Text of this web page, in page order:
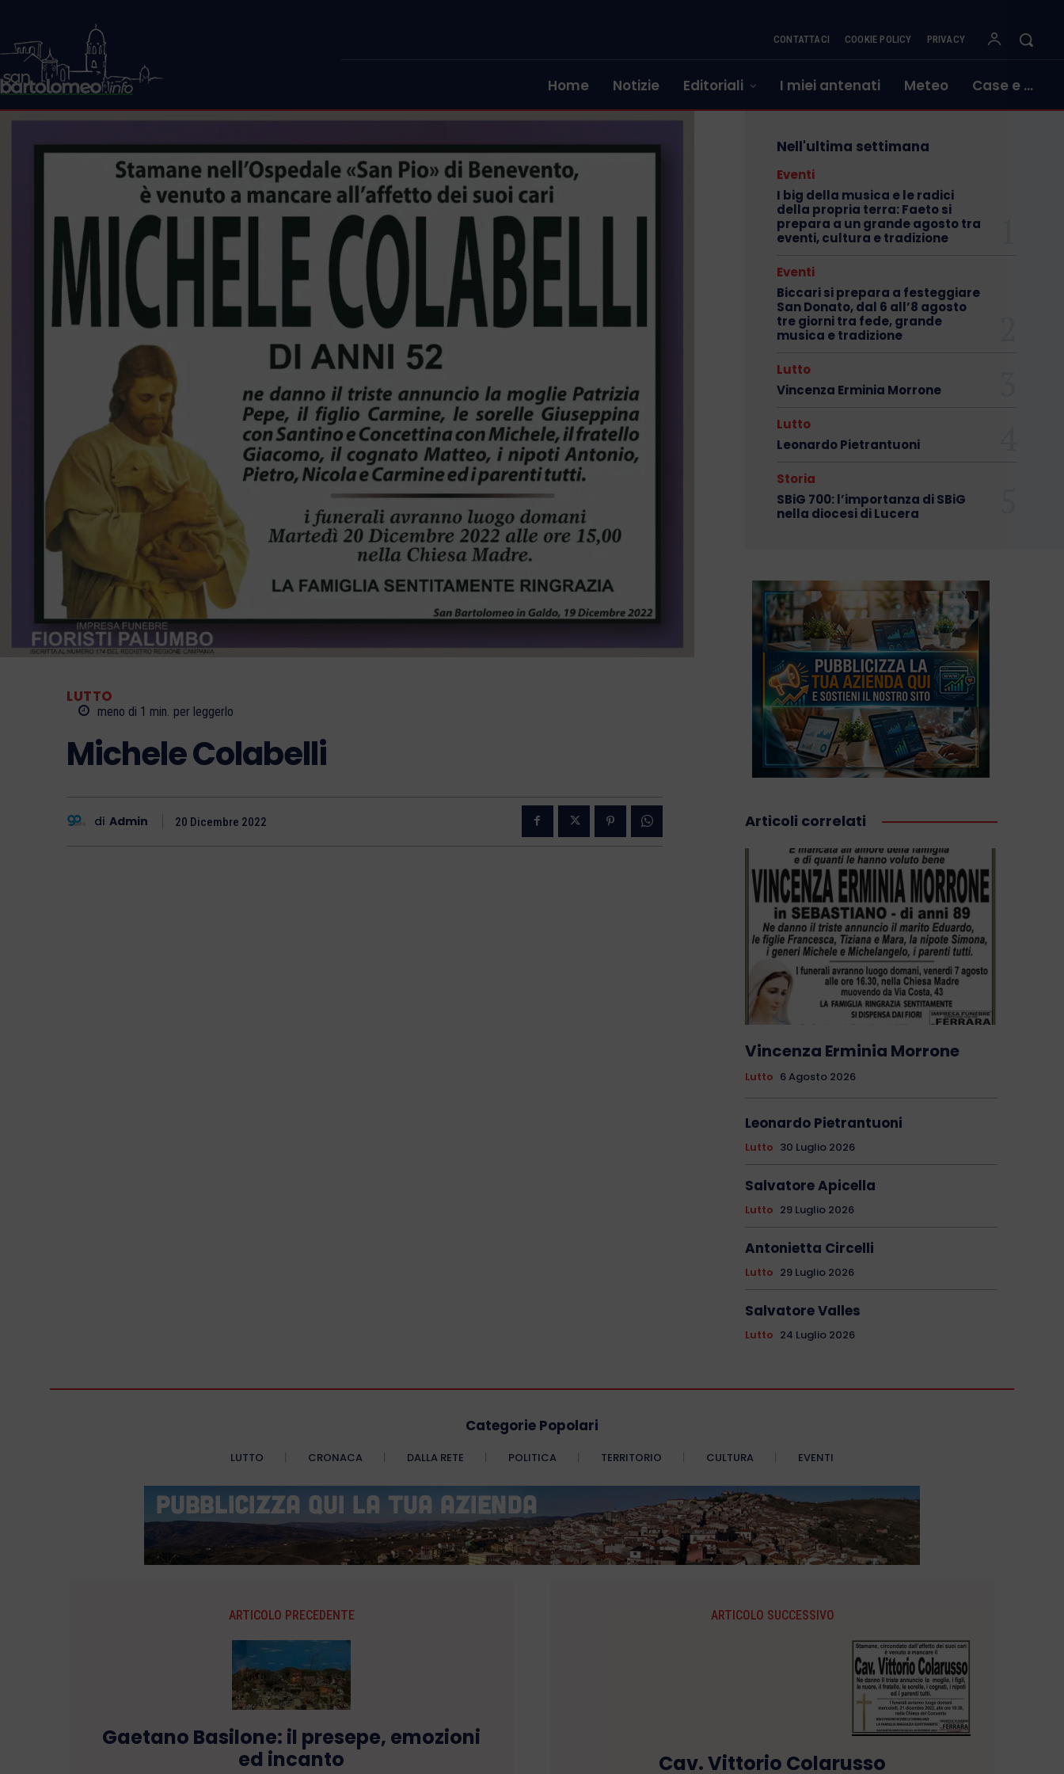
CONTATTACI COOKIE POLICY PRIVACY
Home Notizie Editoriali I miei antenati Meteo Case e …
LUTTO
meno di 1 min. per leggerlo
Michele Colabelli
di Admin 20 Dicembre 2022
Nell'ultima settimana
Eventi
I big della musica e le radici
della propria terra: Faeto si
prepara a un grande agosto tra
eventi, cultura e tradizione
Eventi
Biccari si prepara a festeggiare
San Donato, dal 6 all’8 agosto
tre giorni tra fede, grande
musica e tradizione
Lutto
Vincenza Erminia Morrone
Lutto
Leonardo Pietrantuoni
Storia
SBiG 700: l’importanza di SBiG
nella diocesi di Lucera
Articoli correlati
Vincenza Erminia Morrone
Lutto 6 Agosto 2026
Leonardo Pietrantuoni
Lutto 30 Luglio 2026
Salvatore Apicella
Lutto 29 Luglio 2026
Antonietta Circelli
Lutto 29 Luglio 2026
Salvatore Valles
Lutto 24 Luglio 2026
Categorie Popolari
LUTTO CRONACA DALLA RETE POLITICA TERRITORIO CULTURA EVENTI
ARTICOLO PRECEDENTE
Gaetano Basilone: il presepe, emozioni
ed incanto
ARTICOLO SUCCESSIVO
Cav. Vittorio Colarusso